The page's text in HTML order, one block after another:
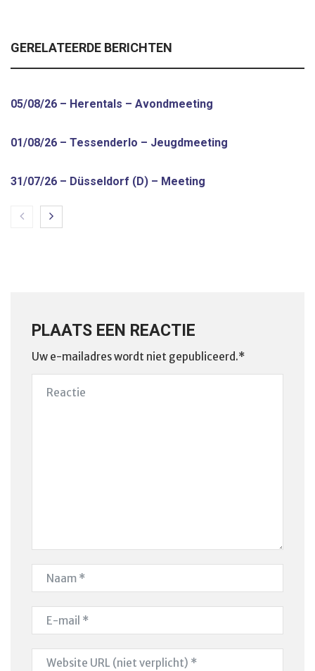
GERELATEERDE BERICHTEN
05/08/26 – Herentals – Avondmeeting
01/08/26 – Tessenderlo – Jeugdmeeting
31/07/26 – Düsseldorf (D) – Meeting
PLAATS EEN REACTIE
Uw e-mailadres wordt niet gepubliceerd.*